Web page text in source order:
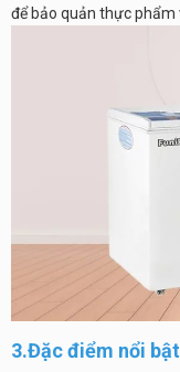
để bảo quản thực phẩm
3.Đặc điểm nổi